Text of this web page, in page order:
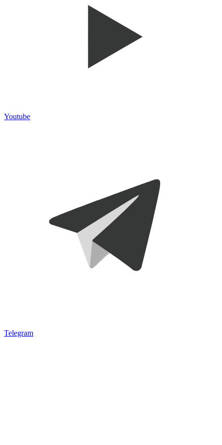
Youtube
Telegram